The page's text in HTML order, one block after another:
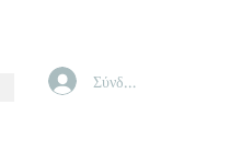
Σύνδεση